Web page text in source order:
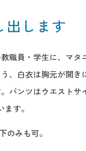
出します
職員・学生に、マ
、白衣は胸元が開
パンツはウエスト
す。
のみも可。